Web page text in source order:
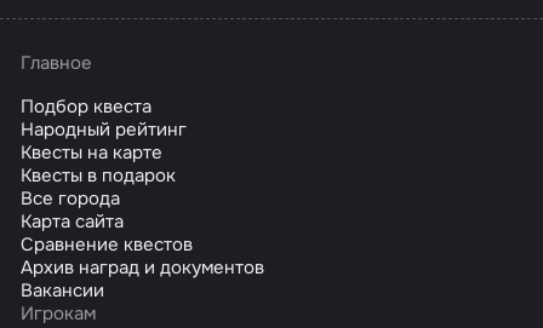
Главное
Подбор квеста
Народный рейтинг
Квесты на карте
Квесты в подарок
Все города
Карта сайта
Сравнение квестов
Архив наград и документов
Вакансии
Игрокам